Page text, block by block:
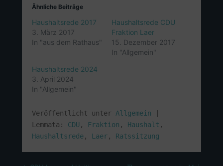
Ähnliche Beiträge
Haushaltsrede 2017
3. März 2017
In "aus dem Rathaus"
Haushaltsrede CDU
Fraktion Laer
15. Dezember 2017
In "Allgemein"
Haushaltsrede 2024
3. April 2024
In "Allgemein"
Veröffentlicht unter Allgemein
Lemmata: CDU , Fraktion , Haushalt ,
Haushaltsrede , Laer , Ratssitzung